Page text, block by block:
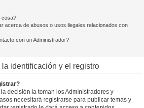
cosa?
acerca de abusos o usos ilegales relacionados con
con un Administrador?
identificación y el registro
decisión la toman los Administradores y
necesitará registrarse para publicar temas y